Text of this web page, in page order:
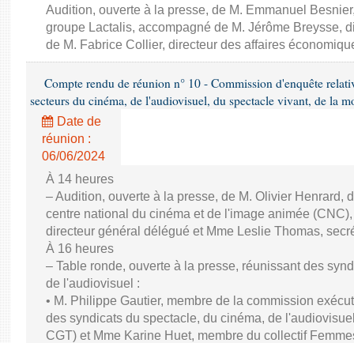
Audition, ouverte à la presse, de M. Emmanuel
groupe Lactalis, accompagné de M. Jérôme Breysse,
de M. Fabrice Collier, directeur des affaires
Compte rendu de réunion n° 10 - Commission d'enquête
secteurs du cinéma, de l'audiovisuel, du spectacle vivant, de la
Date de
réunion :
06/06/2024
À 14 heures
– Audition, ouverte à la presse, de M. Olivier Henrard,
centre national du cinéma et de l'image animée
directeur général délégué et Mme Leslie Thomas,
À 16 heures
– Table ronde, ouverte à la presse, réunissant des
de l'audiovisuel :
• M. Philippe Gautier, membre de la commission
des syndicats du spectacle, du cinéma, de
CGT) et Mme Karine Huet, membre du collectif